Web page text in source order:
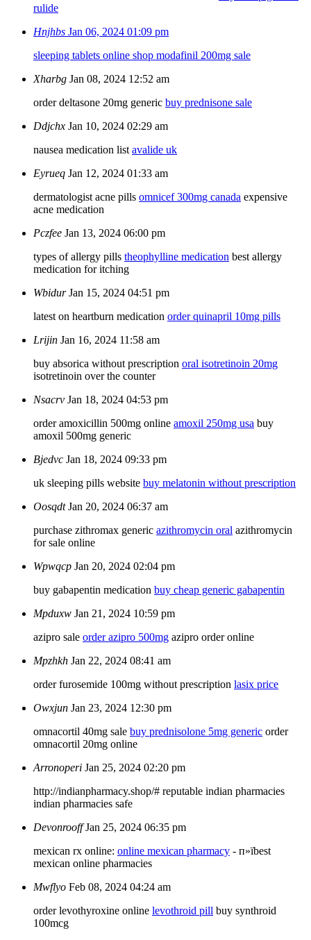
rulide
Hnjhbs Jan 06, 2024 01:09 pm
sleeping tablets online shop modafinil 200mg sale
Xharbg Jan 08, 2024 12:52 am
order deltasone 20mg generic buy prednisone sale
Ddjchx Jan 10, 2024 02:29 am
nausea medication list avalide uk
Eyrueq Jan 12, 2024 01:33 am
dermatologist acne pills omnicef 300mg canada expensive
acne medication
Pczfee Jan 13, 2024 06:00 pm
types of allergy pills theophylline medication best allergy
medication for itching
Wbidur Jan 15, 2024 04:51 pm
latest on heartburn medication order quinapril 10mg pills
Lrijin Jan 16, 2024 11:58 am
buy absorica without prescription oral isotretinoin 20mg
isotretinoin over the counter
Nsacrv Jan 18, 2024 04:53 pm
order amoxicillin 500mg online amoxil 250mg usa buy
amoxil 500mg generic
Bjedvc Jan 18, 2024 09:33 pm
uk sleeping pills website buy melatonin without prescription
Oosqdt Jan 20, 2024 06:37 am
purchase zithromax generic azithromycin oral azithromycin
for sale online
Wpwqcp Jan 20, 2024 02:04 pm
buy gabapentin medication buy cheap generic gabapentin
Mpduxw Jan 21, 2024 10:59 pm
azipro sale order azipro 500mg azipro order online
Mpzhkh Jan 22, 2024 08:41 am
order furosemide 100mg without prescription lasix price
Owxjun Jan 23, 2024 12:30 pm
omnacortil 40mg sale buy prednisolone 5mg generic order
omnacortil 20mg online
Arronoperi Jan 25, 2024 02:20 pm
http://indianpharmacy.shop/# reputable indian pharmacies
indian pharmacies safe
Devonrooff Jan 25, 2024 06:35 pm
mexican rx online: online mexican pharmacy - п»їbest
mexican online pharmacies
Mwflyo Feb 08, 2024 04:24 am
order levothyroxine online levothroid pill buy synthroid
100mcg